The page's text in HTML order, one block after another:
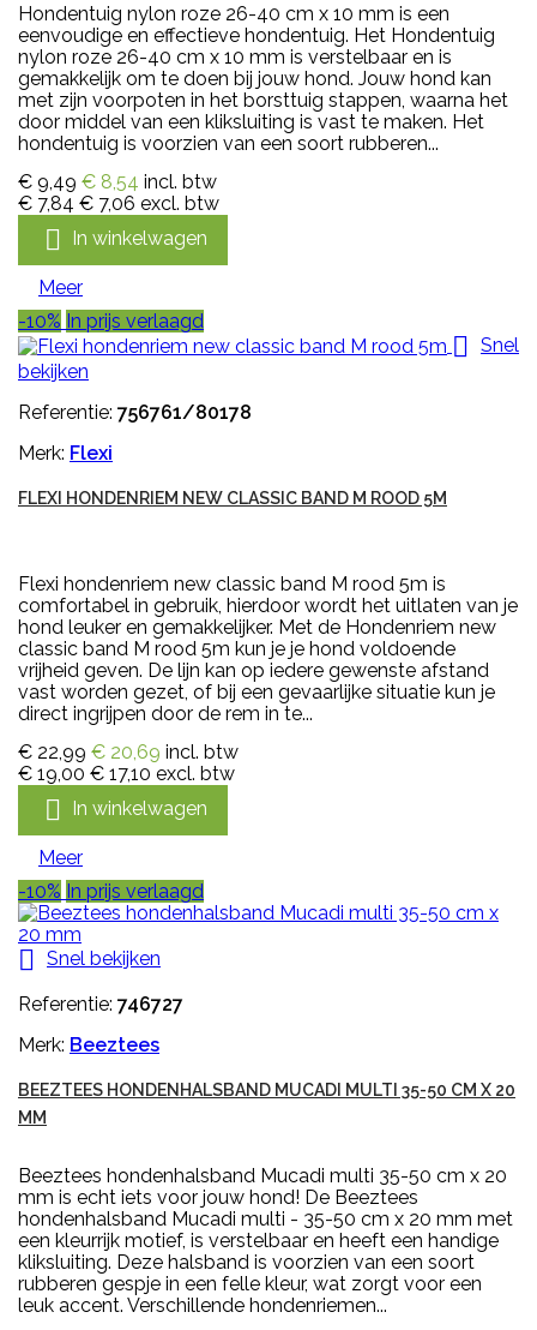
Hondentuig nylon roze 26-40 cm x 10 mm is een
eenvoudige en effectieve hondentuig. Het Hondentuig
nylon roze 26-40 cm x 10 mm is verstelbaar en is
gemakkelijk om te doen bij jouw hond. Jouw hond kan
met zijn voorpoten in het borsttuig stappen, waarna het
door middel van een kliksluiting is vast te maken. Het
hondentuig is voorzien van een soort rubberen...
€ 9,49 € 8,54 incl. btw
€ 7,84 € 7,06 excl. btw
 In winkelwagen
Meer
-10% In prijs verlaagd
 Snel
bekijken
Referentie: 756761/80178
Merk: Flexi
FLEXI HONDENRIEM NEW CLASSIC BAND M ROOD 5M
Flexi hondenriem new classic band M rood 5m is
comfortabel in gebruik, hierdoor wordt het uitlaten van je
hond leuker en gemakkelijker. Met de Hondenriem new
classic band M rood 5m kun je je hond voldoende
vrijheid geven. De lijn kan op iedere gewenste afstand
vast worden gezet, of bij een gevaarlijke situatie kun je
direct ingrijpen door de rem in te...
€ 22,99 € 20,69 incl. btw
€ 19,00 € 17,10 excl. btw
 In winkelwagen
Meer
-10% In prijs verlaagd
 Snel bekijken
Referentie: 746727
Merk: Beeztees
BEEZTEES HONDENHALSBAND MUCADI MULTI 35-50 CM X 20
MM
Beeztees hondenhalsband Mucadi multi 35-50 cm x 20
mm is echt iets voor jouw hond! De Beeztees
hondenhalsband Mucadi multi - 35-50 cm x 20 mm met
een kleurrijk motief, is verstelbaar en heeft een handige
kliksluiting. Deze halsband is voorzien van een soort
rubberen gespje in een felle kleur, wat zorgt voor een
leuk accent. Verschillende hondenriemen...